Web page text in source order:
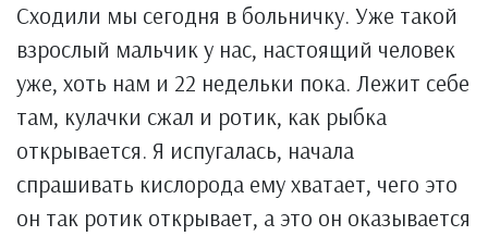
Сходили мы сегодня в больничку. Уже такой
взрослый мальчик у нас, настоящий человек
уже, хоть нам и 22 недельки пока. Лежит себе
там, кулачки сжал и ротик, как рыбка
открывается. Я испугалась, начала
спрашивать кислорода ему хватает, чего это
он так ротик открывает, а это он оказывается